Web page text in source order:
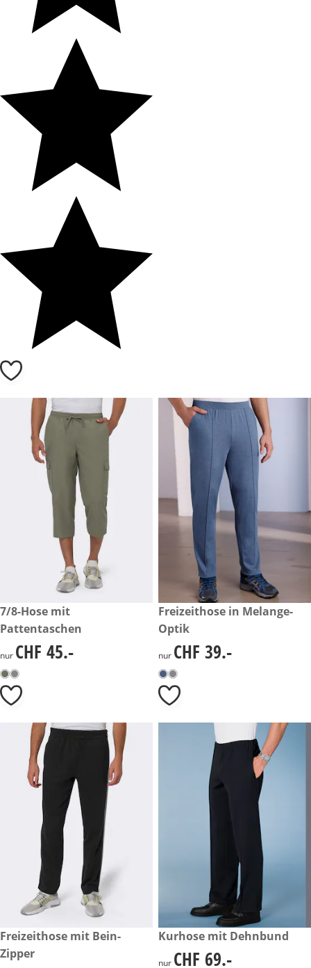
CHF 45.-
7/8-Hose mit
Pattentaschen
CHF 45.-
nur CHF 45.-
CHF 39.-
Freizeithose in Melange-
Optik
CHF 39.-
nur CHF 39.-
CHF 59.-
Freizeithose mit Bein-
Zipper
CHF 69.-
Kurhose mit Dehnbund
CHF 69.-
nur CHF 69.-